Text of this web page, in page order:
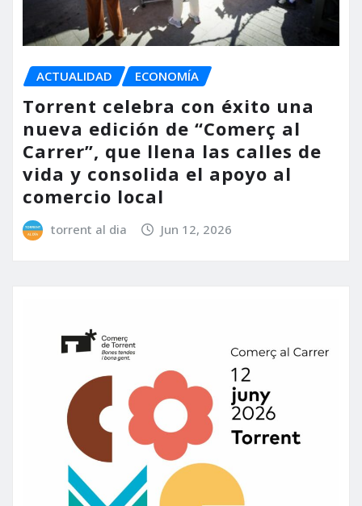
ACTUALIDAD ECONOMÍA
Torrent celebra con éxito una
nueva edición de “Comerç al
Carrer”, que llena las calles de
vida y consolida el apoyo al
comercio local
torrent al dia Jun 12, 2026